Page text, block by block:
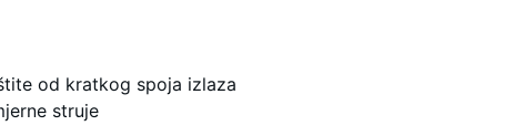
od kratkog spoja izlaza
struje